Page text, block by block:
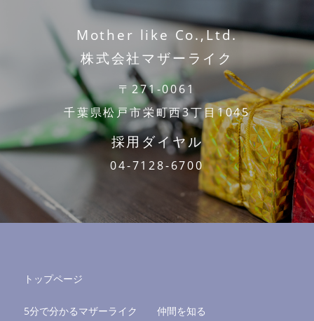
Mother like Co.,Ltd.
株式会社マザーライク
〒271-0061
千葉県松戸市栄町西3丁目1045
採用ダイヤル
04-7128-6700
トップページ
5分で分かるマザーライク 仲間を知る